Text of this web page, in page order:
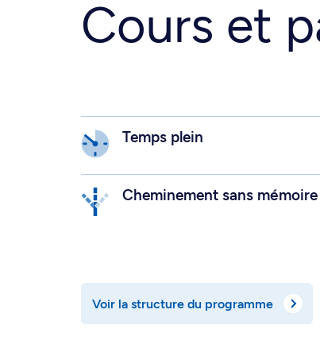
Cours et
Temps plein
Cheminement sans
Voir la structure du programme